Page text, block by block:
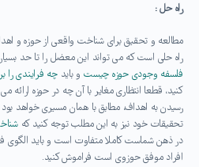
راه حل :
مطالعه و تحقیق برای شناخت واقعی از حوزه و
راه حلی است که می تواند این معضل را تا حد
فلسفه وجودی حوزه چیستو بایدچه فرایندی را
کنید، قطعا انتظاری مغایر با آن چه در حوزه
رسیدن به اهداف، مطابق با همان مسیری خواهد
تحقیقات خود نیز به این مطلب توجه کنید که
در ذهن شماست کاملا متفاوت است و باید
افراد موفق حوزوی است فراموش کنید.